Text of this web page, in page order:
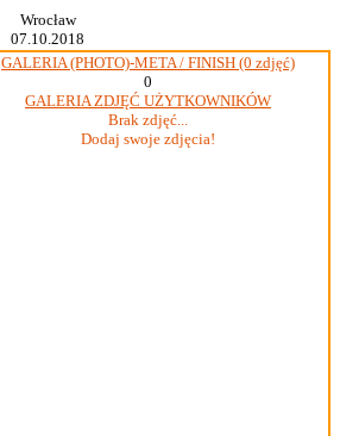
Wrocław
07.10.2018
GALERIA (PHOTO)-META / FINISH (0 zdjęć)
0
GALERIA ZDJĘĆ UŻYTKOWNIKÓW
Brak zdjęć...
Dodaj swoje zdjęcia!